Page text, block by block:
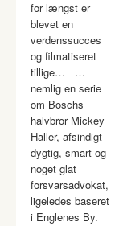
for længst er
blevet en
verdenssucces
og filmatiseret
tillige… …
nemlig en serie
om Boschs
halvbror Mickey
Haller, afsindigt
dygtig, smart og
noget glat
forsvarsadvokat,
ligeledes baseret
i Englenes By.